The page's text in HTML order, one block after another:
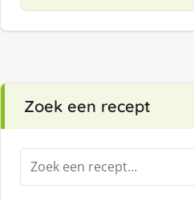
Zoek een recept
Zoeken
naar: